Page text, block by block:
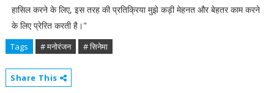
हासिल करने के लिए, इस तरह की प्रतिक्रिया मुझे कड़ी मेहनत और बेहतर काम करने
के लिए प्रेरित करती है।"
Tags # मनोरंजन # सिनेमा
Share This